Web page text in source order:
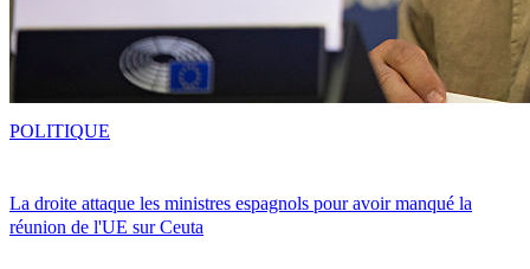
La droite attaque les ministres espagnols pour avoir manqué la
réunion de l'UE sur Ceuta
POLITIQUE